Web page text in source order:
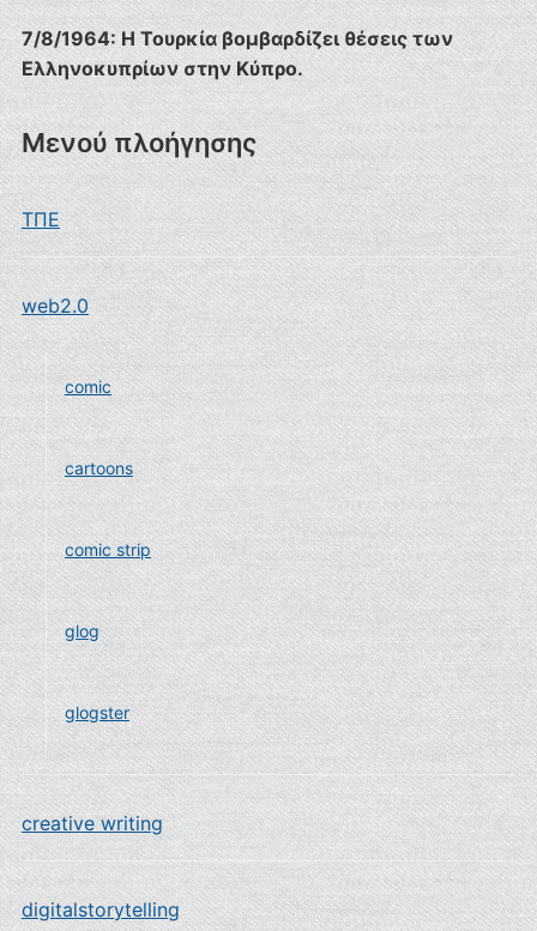
7/8/1964: Η Τουρκία βομβαρδίζει θέσεις των
Ελληνοκυπρίων στην Κύπρο.
Μενού πλοήγησης
ΤΠΕ
web2.0
comic
cartoons
comic strip
glog
glogster
creative writing
digitalstorytelling